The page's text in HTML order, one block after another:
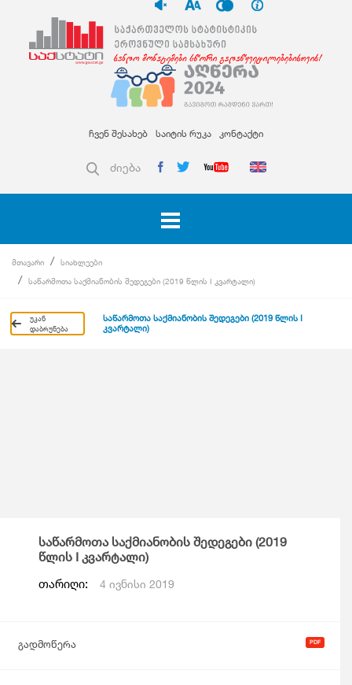
ჩვენ შესახებ საიტის რუკა კონტაქტი
ძიება
მთავარი
სიახლეები
საწარმოთა საქმიანობის შედეგები (2019 წლის I კვარტალი)
უკან
დაბრუნება
საწარმოთა საქმიანობის შედეგები (2019 წლის I
კვარტალი)
საწარმოთა საქმიანობის შედეგები (2019
წლის I კვარტალი)
თარიღი: 4 ივნისი 2019
გადმოწერა